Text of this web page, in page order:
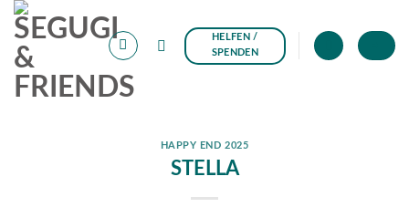
HELFEN /
SPENDEN
HAPPY END 2025
STELLA